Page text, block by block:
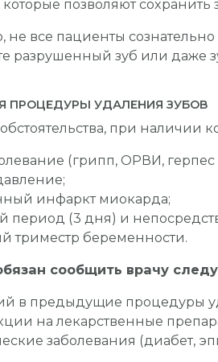
позволяют сохранить
все пациенты сознательно
разрушенный зуб или
ПРОЦЕДУРЫ УДАЛЕНИЯ ЗУБОВ
при наличии
(грипп, ОРВИ, герпес
инфаркт миокарда;
период (3 дня) и
триместр беременности.
сообщить врачу
в предыдущие процедуры
на лекарственные
заболевания (диабет,